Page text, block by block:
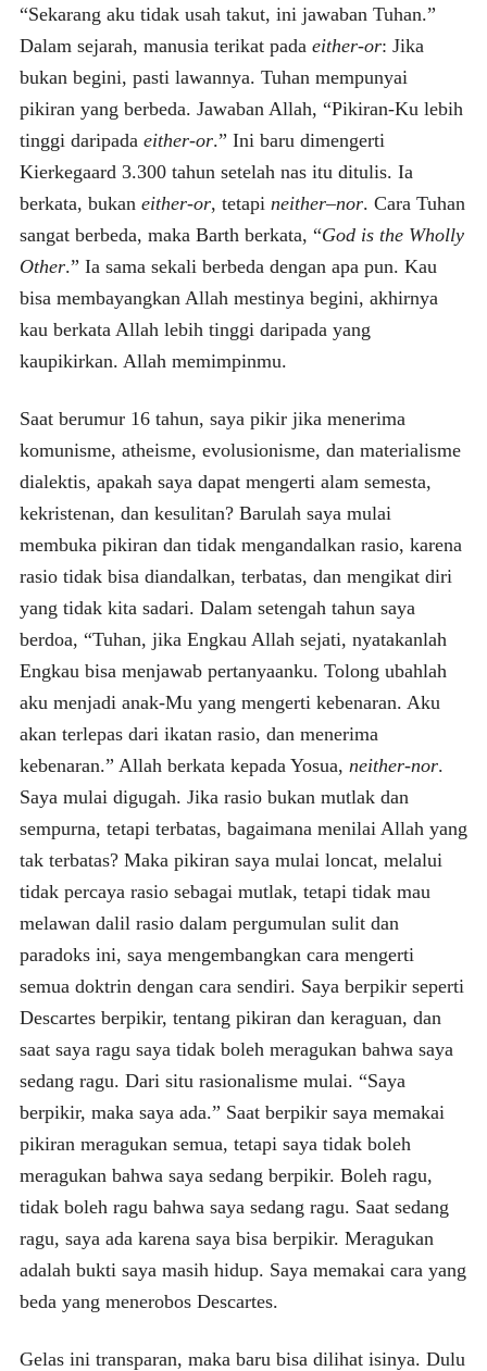
“Sekarang aku tidak usah takut, ini jawaban Tuhan.”
Dalam sejarah, manusia terikat pada either-or: Jika
bukan begini, pasti lawannya. Tuhan mempunyai
pikiran yang berbeda. Jawaban Allah, “Pikiran-Ku lebih
tinggi daripada either-or.” Ini baru dimengerti
Kierkegaard 3.300 tahun setelah nas itu ditulis. Ia
berkata, bukan either-or, tetapi neither–nor. Cara Tuhan
sangat berbeda, maka Barth berkata, “God is the Wholly
Other.” Ia sama sekali berbeda dengan apa pun. Kau
bisa membayangkan Allah mestinya begini, akhirnya
kau berkata Allah lebih tinggi daripada yang
kaupikirkan. Allah memimpinmu.
Saat berumur 16 tahun, saya pikir jika menerima
komunisme, atheisme, evolusionisme, dan materialisme
dialektis, apakah saya dapat mengerti alam semesta,
kekristenan, dan kesulitan? Barulah saya mulai
membuka pikiran dan tidak mengandalkan rasio, karena
rasio tidak bisa diandalkan, terbatas, dan mengikat diri
yang tidak kita sadari. Dalam setengah tahun saya
berdoa, “Tuhan, jika Engkau Allah sejati, nyatakanlah
Engkau bisa menjawab pertanyaanku. Tolong ubahlah
aku menjadi anak-Mu yang mengerti kebenaran. Aku
akan terlepas dari ikatan rasio, dan menerima
kebenaran.” Allah berkata kepada Yosua, neither-nor.
Saya mulai digugah. Jika rasio bukan mutlak dan
sempurna, tetapi terbatas, bagaimana menilai Allah yang
tak terbatas? Maka pikiran saya mulai loncat, melalui
tidak percaya rasio sebagai mutlak, tetapi tidak mau
melawan dalil rasio dalam pergumulan sulit dan
paradoks ini, saya mengembangkan cara mengerti
semua doktrin dengan cara sendiri. Saya berpikir seperti
Descartes berpikir, tentang pikiran dan keraguan, dan
saat saya ragu saya tidak boleh meragukan bahwa saya
sedang ragu. Dari situ rasionalisme mulai. “Saya
berpikir, maka saya ada.” Saat berpikir saya memakai
pikiran meragukan semua, tetapi saya tidak boleh
meragukan bahwa saya sedang berpikir. Boleh ragu,
tidak boleh ragu bahwa saya sedang ragu. Saat sedang
ragu, saya ada karena saya bisa berpikir. Meragukan
adalah bukti saya masih hidup. Saya memakai cara yang
beda yang menerobos Descartes.
Gelas ini transparan, maka baru bisa dilihat isinya. Dulu